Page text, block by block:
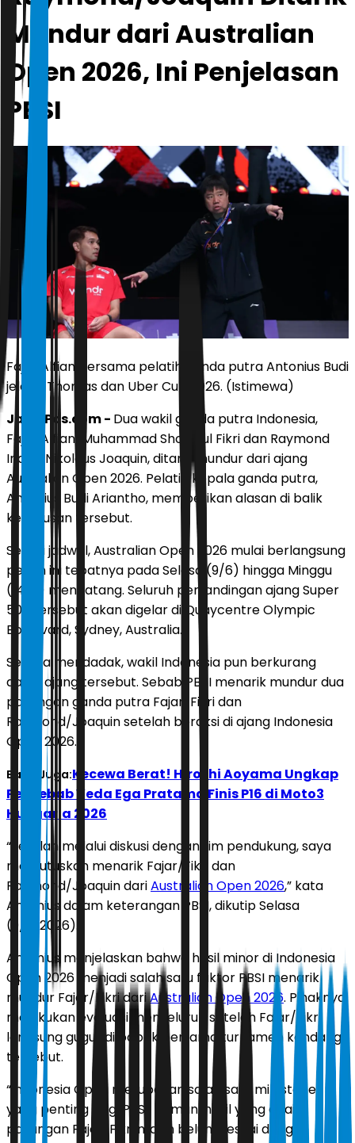
Mundur dari Australian
Open 2026, Ini Penjelasan
PBSI
Fajar Alfian bersama pelatih ganda putra Antonius Budi
jelang Thomas dan Uber Cup 2026. (Istimewa)
JawaPos.com - Dua wakil ganda putra Indonesia,
Fajar Alfian/Muhammad Shohibul Fikri dan Raymond
Indra/Nikolaus Joaquin, ditarik mundur dari ajang
Australian Open 2026. Pelatih kepala ganda putra,
Antonius Budi Ariantho, memberikan alasan di balik
keputusan tersebut.
Sesuai jadwal, Australian Open 2026 mulai berlangsung
pekan ini tepatnya pada Selasa (9/6) hingga Minggu
(14/6) mendatang. Seluruh pertandingan ajang Super
500 tersebut akan digelar di Quaycentre Olympic
Boulevard, Sydney, Australia.
Secara mendadak, wakil Indonesia pun berkurang
dalan ajang tersebut. Sebab PBSI menarik mundur dua
pasangan ganda putra Fajar/Fikri dan
Raymond/Joaquin setelah beraksi di ajang Indonesia
Open 2026.
Baca Juga:Kecewa Berat! Hiroshi Aoyama Ungkap
Penyebab Veda Ega Pratama Finis P16 di Moto3
Hungaria 2026
“Setelah melalui diskusi dengan tim pendukung, saya
memutuskan menarik Fajar/Fikri dan
Raymond/Joaquin dariAustralian Open 2026,” kata
Antonius dalam keterangan PBSI, dikutip Selasa
(9/6/2026).
Antonius menjelaskan bahwa hasil minor di Indonesia
Open 2026 menjadi salah satu faktor PBSI menarik
mundur Fajar/Fikri dariAustralian Open 2026. Pihaknya
melakukan evaluasi menyeluruh setelah Fajar/Fikri
langsung gugur di babak pertama turnamen kandang
tersebut.
“Indonesia Open merupakan salah satu milestone
yang penting bagi PBSI. Namun, hasil yang diraih
pasangan Fajar/Fikri masih belum sesuai dengan